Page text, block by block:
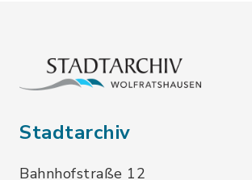
Stadtarchiv
Bahnhofstraße 12